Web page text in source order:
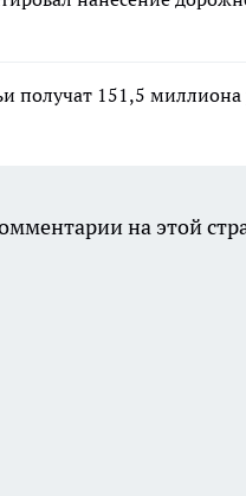
получат 151,5
на этой